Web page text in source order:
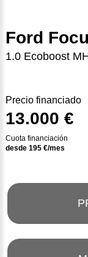
Ford
1.0 Ecoboost
Precio financiado
13.000 €
Cuota financiación
desde 195 €/mes